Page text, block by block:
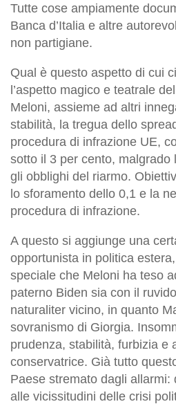
Tutte cose ampiamente
Banca d’Italia e altre
non partigiane.
Qual è questo aspetto di cui
l’aspetto magico e teatrale
Meloni, assieme ad altri
stabilità, la tregua dello
procedura di infrazione UE,
sotto il 3 per cento, malgrado
gli obblighi del riarmo.
lo sforamento dello 0,1 e la
procedura di infrazione.
A questo si aggiunge una
opportunista in politica
speciale che Meloni ha teso
paterno Biden sia con il
naturaliter vicino, in quanto
sovranismo di Giorgia.
prudenza, stabilità, furbizia e
conservatrice. Già tutto
Paese stremato dagli allarmi:
alle vicissitudini delle crisi